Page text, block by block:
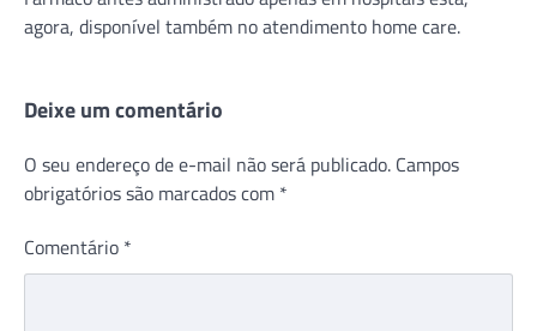
agora, disponível também no atendimento home care.
Deixe um comentário
O seu endereço de e-mail não será publicado. Campos
obrigatórios são marcados com *
Comentário *